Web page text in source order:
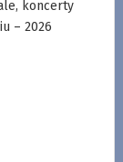
koncerty
– 2026